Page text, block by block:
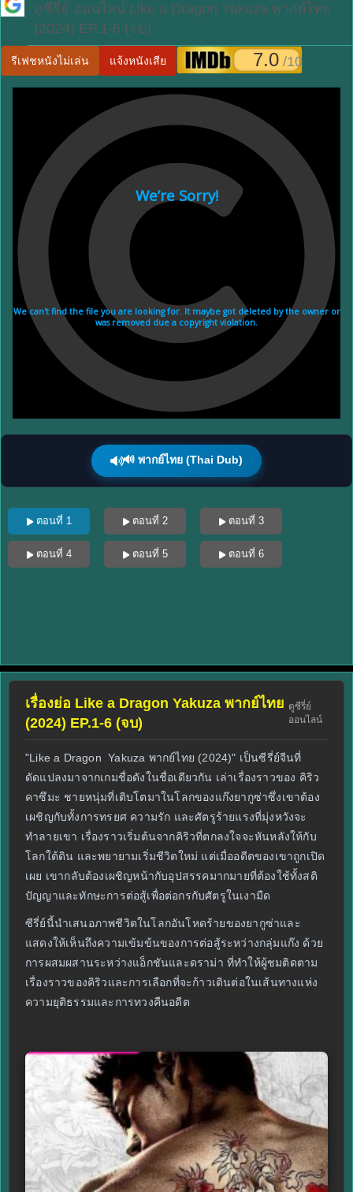
ดูซีรี่ย์ ออนไลน์ Like a Dragon Yakuza พากย์ไทย
(2024) EP.1-6 (จบ)
รีเฟชหนังไม่เล่น แจ้งหนังเสีย 7.0 /10
🔊 พากย์ไทย (Thai Dub)
ตอนที่ 1 ตอนที่ 2 ตอนที่ 3
ตอนที่ 4 ตอนที่ 5 ตอนที่ 6
เรื่องย่อ Like a Dragon Yakuza พากย์ไทย
(2024) EP.1-6 (จบ)
ดูซีรี่ย์
ออนไลน์
"Like a Dragon Yakuza พากย์ไทย (2024)" เป็นซีรี่ย์จีนที่
ดัดแปลงมาจากเกมชื่อดังในชื่อเดียวกัน เล่าเรื่องราวของ คิริว
คาซึมะ ชายหนุ่มที่เติบโตมาในโลกของแก๊งยากูซ่าซึ่งเขาต้อง
เผชิญกับทั้งการทรยศ ความรัก และศัตรูร้ายแรงที่มุ่งหวังจะ
ทำลายเขา เรื่องราวเริ่มต้นจากคิริวที่ตกลงใจจะหันหลังให้กับ
โลกใต้ดิน และพยายามเริ่มชีวิตใหม่ แต่เมื่ออดีตของเขาถูกเปิด
เผย เขากลับต้องเผชิญหน้ากับอุปสรรคมากมายที่ต้องใช้ทั้งสติ
ปัญญาและทักษะการต่อสู้เพื่อต่อกรกับศัตรูในเงามืด
ซีรี่ย์นี้นำเสนอภาพชีวิตในโลกอันโหดร้ายของยากูซ่าและ
แสดงให้เห็นถึงความเข้มข้นของการต่อสู้ระหว่างกลุ่มแก๊ง ด้วย
การผสมผสานระหว่างแอ็กชันและดราม่า ที่ทำให้ผู้ชมติดตาม
เรื่องราวของคิริวและการเลือกที่จะก้าวเดินต่อในเส้นทางแห่ง
ความยุติธรรมและการทวงคืนอดีต